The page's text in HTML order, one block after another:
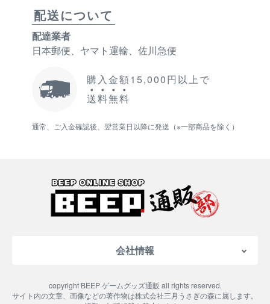
配送について
配達業者
日本郵便、ヤマト運輸、佐川急便
購入金額15,000円以上で
送料無料
通常、ご入金確認後、翌営業日以降に発送（※一部商品を除く）
会社情報
特定商取引法に基づく表記
copyright BEEP ゲームグッズ通販 all rights reserved.
サイト内の文章、画像などの著作物は株式会社三月うさぎの森に属します。